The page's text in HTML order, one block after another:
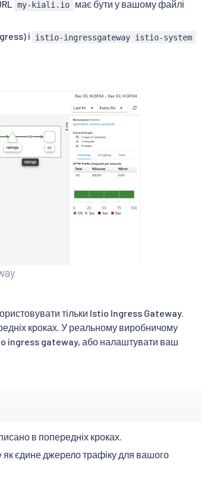
my-kiali.io має бути у вашому файлі
і istio-ingressgateway istio-system
тільки Istio Ingress Gateway.
кроках. У реальному виробничому
ingress gateway, або налаштувати ваш
в попередніх кроках.
єдине джерело трафіку для вашого